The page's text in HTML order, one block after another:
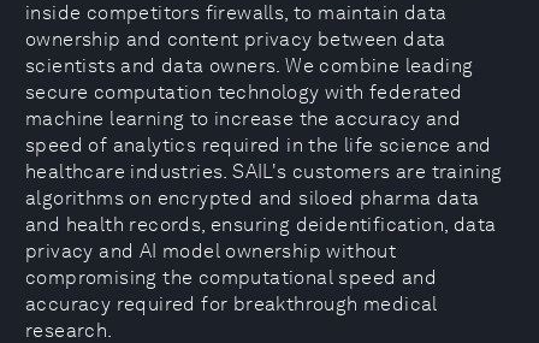
inside competitors firewalls, to maintain data
ownership and content privacy between data
scientists and data owners. We combine leading
secure computation technology with federated
machine learning to increase the accuracy and
speed of analytics required in the life science and
healthcare industries. SAIL's customers are training
algorithms on encrypted and siloed pharma data
and health records, ensuring deidentification, data
privacy and AI model ownership without
compromising the computational speed and
accuracy required for breakthrough medical
research.